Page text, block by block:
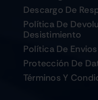
Descargo De
Política De
Desistimiento
Política De Envios
Protección De
Términos Y